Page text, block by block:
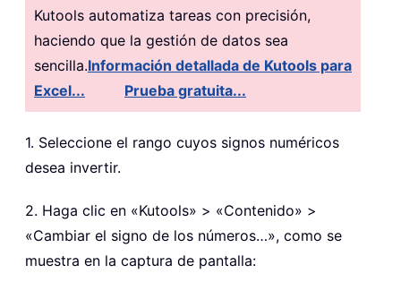
Kutools automatiza tareas con precisión,
haciendo que la gestión de datos sea
sencilla.Información detallada de Kutools para
Excel...
Prueba gratuita...
1. Seleccione el rango cuyos signos numéricos
desea invertir.
2. Haga clic en «Kutools» > «Contenido» >
«Cambiar el signo de los números…», como se
muestra en la captura de pantalla: